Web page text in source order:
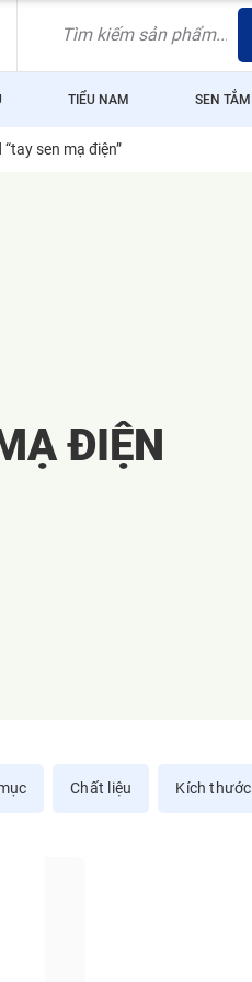
TIỂU NAM SEN TẮM
sen mạ điện”
ĐIỆN
Chất liệu Kích thước